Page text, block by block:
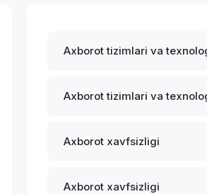
Axborot tizimlari va
Axborot tizimlari va
Axborot xavfsizligi
Axborot xavfsizligi